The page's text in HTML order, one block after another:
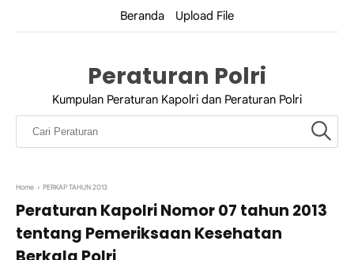
Beranda Upload File
Peraturan Polri
Kumpulan Peraturan Kapolri dan Peraturan Polri
Home › PERKAP TAHUN 2013
Peraturan Kapolri Nomor 07 tahun 2013
tentang Pemeriksaan Kesehatan